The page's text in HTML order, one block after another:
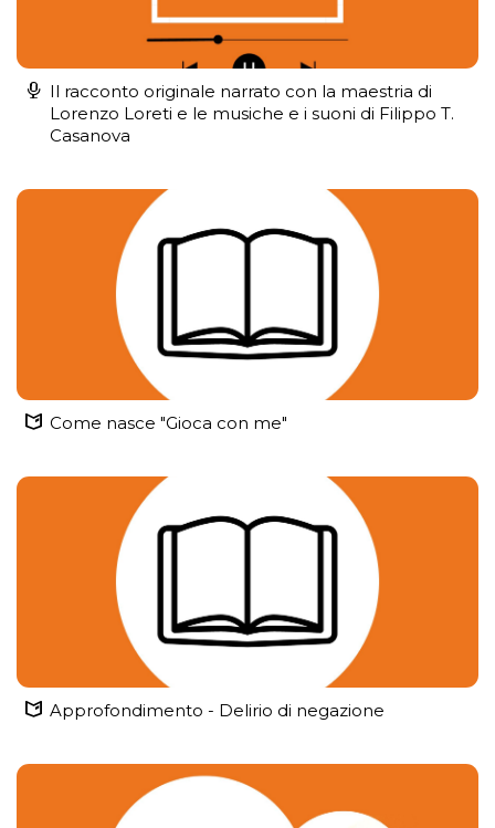
Il racconto originale narrato con la maestria di
Lorenzo Loreti e le musiche e i suoni di Filippo T.
Casanova
Come nasce "Gioca con me"
Approfondimento - Delirio di negazione